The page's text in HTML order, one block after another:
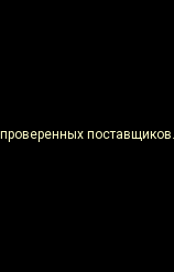
поставщиков.